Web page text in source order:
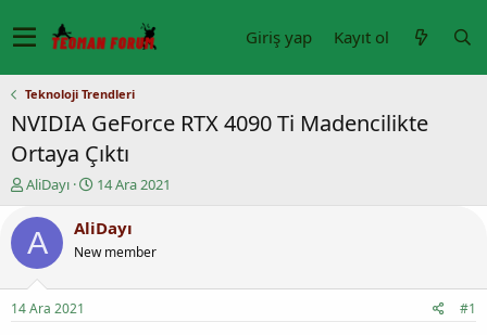
Giriş yap Kayıt ol
Teknoloji Trendleri
NVIDIA GeForce RTX 4090 Ti Madencilikte
Ortaya Çıktı
K
o
n
u
y
b
a
AliDayı
B
ş
a
14 Ara 2021
A AliDayı
New member
14 Ara 2021 #1